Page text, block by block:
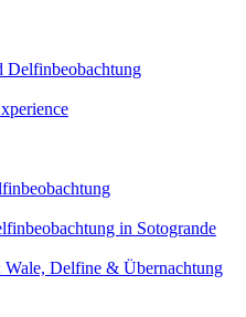
Delfinbeobachtung
in Sotogrande
Wale, Delfine & Übernachtung